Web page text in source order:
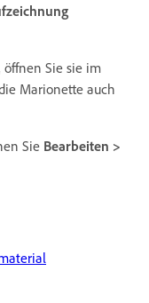
Sie sie im
Marionette auch
Sie Bearbeiten >